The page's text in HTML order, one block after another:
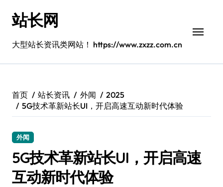
站长网
大型站长资讯类网站！ https://www.zxzz.com.cn
首页 站长资讯 外闻
2025
5G技术革新站长UI，开启高速互动新时代体验
外闻
5G技术革新站长UI，开启高速
互动新时代体验